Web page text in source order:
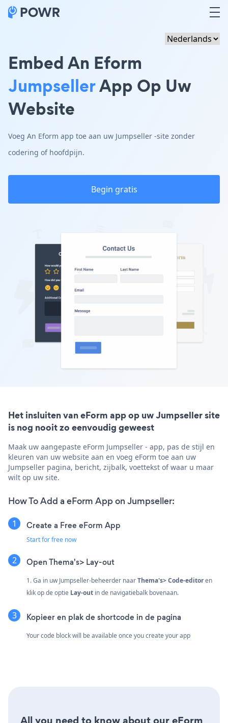
Embed An Eform
JumpsellerApp Op Uw
Website
Voeg An Eform app toe aan uw Jumpseller -site zonder
codering of hoofdpijn.
Begin gratis
Het insluiten van eForm app op uw Jumpseller site
is nog nooit zo eenvoudig geweest
Maak uw aangepaste eForm Jumpseller - app, pas de stijl en
kleuren van uw website aan en voeg eForm toe aan uw
Jumpseller pagina, bericht, zijbalk, voettekst of waar u maar
wilt op uw site.
How To Add a eForm App on Jumpseller:
Create a Free eForm App
Start for free now
Open Thema's> Lay-out
1. Ga in uw Jumpseller-beheerder naarThema's> Code-editoren
klik op de optie Lay-out in de navigatiebalk bovenaan.
Kopieer en plak de shortcode in de pagina
Your code block will be available once you create your app